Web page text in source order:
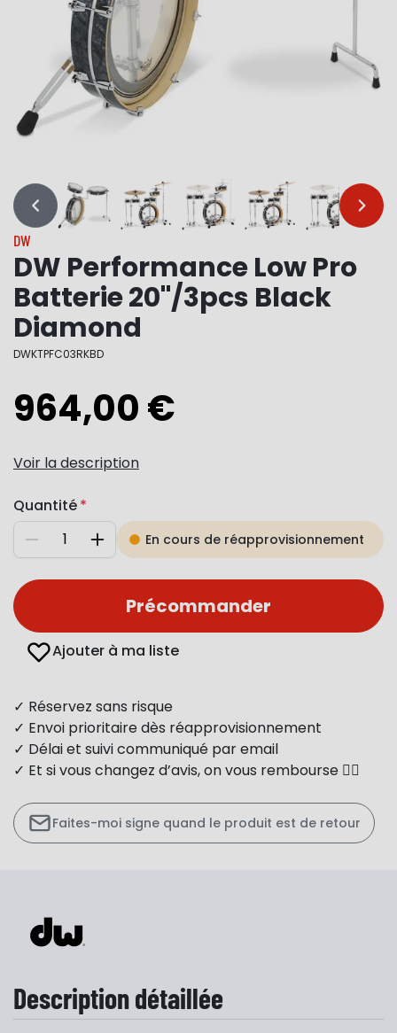
… …
DW
DW Performance Low Pro
Batterie 20"/3pcs Black
Diamond
DWKTPFC03RKBD
964,00 €
Voir la description
Quantité
Diminuer AugmenterEn cours de réapprovisionnement
Précommander
Ajouter à ma liste
✓ Réservez sans risque
✓ Envoi prioritaire dès réapprovisionnement
✓ Délai et suivi communiqué par email
✓ Et si vous changez d’avis, on vous rembourse 👍🏻
Faites-moi signe quand le produit est de retour
Description détaillée